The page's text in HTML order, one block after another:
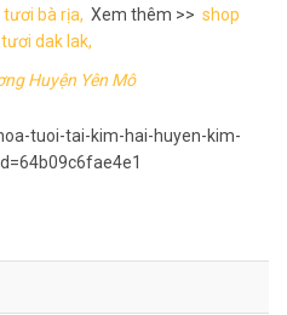
bà rịa, Xem thêm >> shop
dak lak,
Huyện Yên Mô
tuoi-tai-kim-hai-huyen-kim-